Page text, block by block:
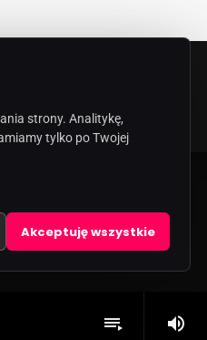
playlist_play volume_up
strony. Analitykę,
tylko po Twojej
Akceptuję wszystkie